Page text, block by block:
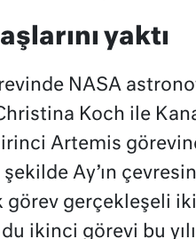
yaktı
NASA
Koch ile
Artemis
Ay’ın
gerçekleşeli iki
ikinci görevi bu